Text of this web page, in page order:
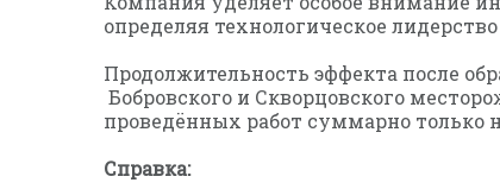
определяя технологическое
Продолжительность эффекта после
Бобровского и Скворцовского
проведённых работ суммарно только
Справка: